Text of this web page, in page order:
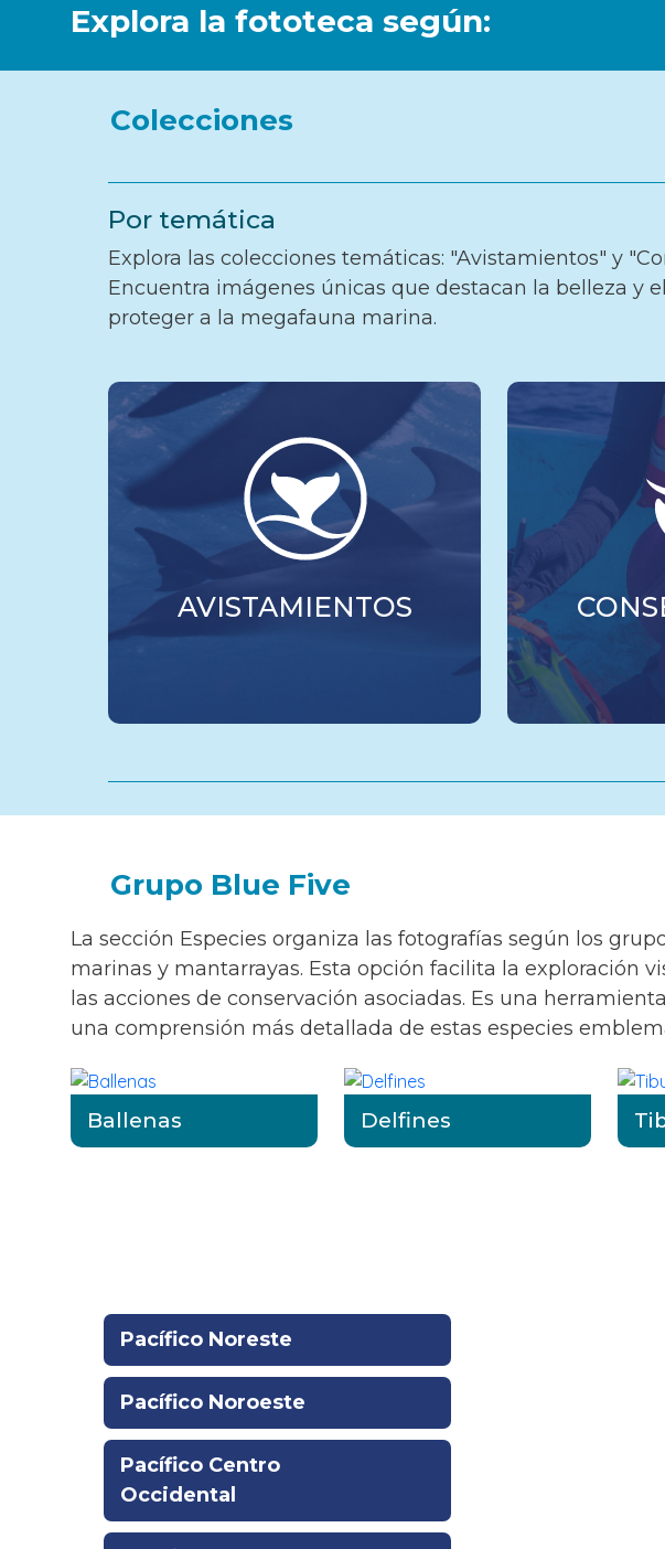
Explora la fototeca según:
Colecciones
Por temática
Explora las colecciones temáticas: "Avistamientos" y
Encuentra imágenes únicas que destacan la belleza y
proteger a la megafauna marina.
AVISTAMIENTOS
Grupo Blue Five
La sección Especies organiza las fotografías según los
marinas y mantarrayas. Esta opción facilita la exploración
las acciones de conservación asociadas. Es una
una comprensión más detallada de estas especies
Ballenas Delfines
Pacífico Noreste
Pacífico Noroeste
Pacífico Centro
Occidental